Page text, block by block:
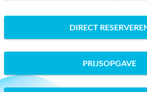
DIRECT
PRIJSOPGAVE